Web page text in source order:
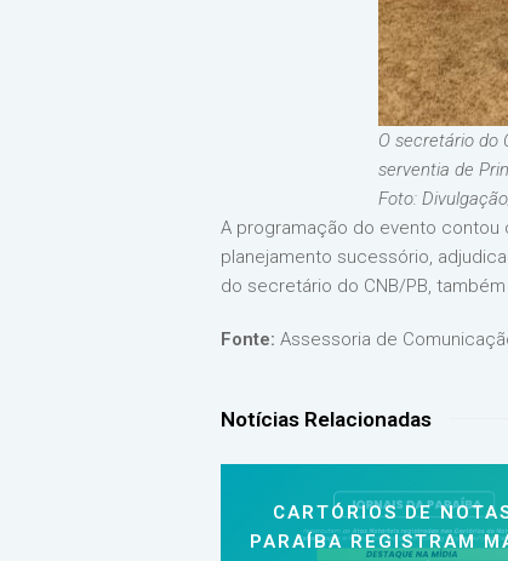
O secretário do
serventia de
Foto:
A programação do evento contou
planejamento sucessório,
do secretário do CNB/PB,
Fonte: Assessoria de
Notícias Relacionadas
CARTÓRIOS DE
PARAÍBA REGISTRAM